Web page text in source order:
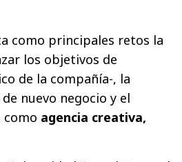
como principales retos la
los objetivos de
de la compañía-, la
nuevo negocio y el
agencia creativa,